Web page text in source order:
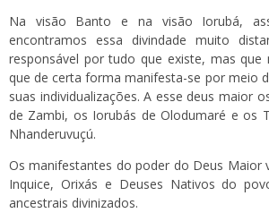
Na visão Banto e na visão Iorubá,
encontramos essa divindade muito
responsável por tudo que existe, mas que
que de certa forma manifesta-se por meio
suas individualizações. A esse deus maior
de Zambi, os Iorubás de Olodumaré e os
Nhanderuvuçú.
Os manifestantes do poder do Deus Maior
Inquice, Orixás e Deuses Nativos do
ancestrais divinizados.